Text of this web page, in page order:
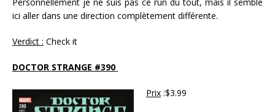
ici aller dans une direction complètement différente.
Verdict : Check it
DOCTOR STRANGE #390
Prix :$3.99